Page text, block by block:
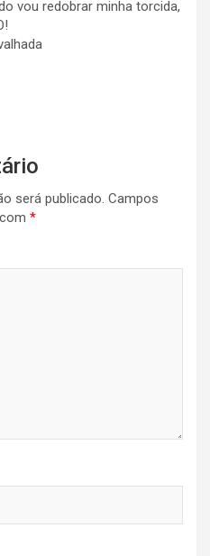
vou redobrar minha torcida,
será publicado. Campos
*